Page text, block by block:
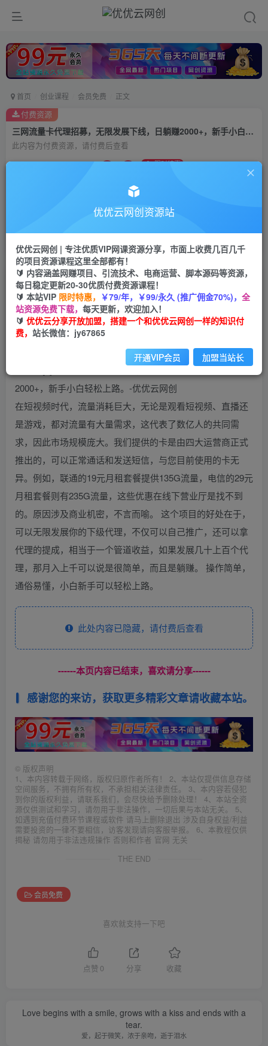
首页 创业课程 会员免费 正文
三网流量卡代理招募，无限发展下线，日躺赚2000+，新手小白轻松上路。
此内容为付费资源，请付费后查看
9.9 限时特惠
立即购买
付费资源
三网流量卡代理招募，无限发展下线，日躺赚
2000+，新手小白轻松上路。
优优云网创
2年前发布
关注 私信
19 0
在短视频时代，流量消耗巨大，无论是观看短视频、直播还
是游戏，都对流量有大量需求，这代表了数亿人的共同需
求，因此市场规模庞大。我们提供的卡是由四大运营商正式
推出的，可以正常通话和发送短信，与您目前使用的卡无
异。例如，联通的19元月租套餐提供135G流量，电信的29元
月租套餐则有235G流量，这些优惠在线下营业厅是找不到
的。原因涉及商业机密，不言而喻。 这个项目的好处在于，
可以无限发展你的下级代理，不仅可以自己推广，还可以拿
代理的提成，相当于一个管道收益，如果发展几十上百个代
理，那月入上千可以说是很简单，而且是躺赚。 操作简单，
通俗易懂，小白新手可以轻松上路。
此处内容已隐藏，请付费后查看
------本页内容已结束，喜欢请分享------
感谢您的来访，获取更多精彩文章请收藏本站。
© 版权声明
1、本内容转载于网络，版权归原作者所有！ 2、本站仅提供信息存储
空间服务，不拥有所有权，不承担相关法律责任。 3、本内容若侵犯
到你的版权利益，请联系我们，会尽快给予删除处理！ 4、本站全资
源仅供测试和学习，请勿用于非法操作，一切后果与本站无关。 5、
如遇到充值付费环节课程或软件 请马上删除退出 涉及自身权益/利益
需要投资的一律不要相信，访客发现请向客服举报。 6、本教程仅供
揭秘 请勿用于非法违规操作 否则和作者 官网 无关
THE END
会员免费
喜欢就支持一下吧
点赞 0 分享 收藏
Love begins with a smile, grows with a kiss and ends with a
tear.
爱，起于微笑，浓于亲吻，逝于泪水
优优云网创资源站
优优云网创 | 专注优质VIP网课资源分享，市面上收费几百几千
的项目资源课程这里全部都有！
🔰 内容涵盖网赚项目、引流技术、电商运营、脚本源码等资源，
每日稳定更新20-30优质付费资源课程！
🔰 本站VIP 限时特惠， ￥79/年，￥99/永久 (推广佣金70%)， 全
站资源免费下载， 每天更新，欢迎加入！
🔰 优优云分享开放加盟，搭建一个和优优云网创一样的知识付
费， 站长微信：jy67865
开通VIP会员 加盟当站长